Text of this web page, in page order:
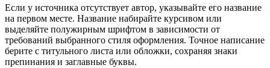
Если у источника отсутствует автор, указывайте его название
на первом месте. Название набирайте курсивом или
выделяйте полужирным шрифтом в зависимости от
требований выбранного стиля оформления. Точное написание
берите с титульного листа или обложки, сохраняя знаки
препинания и заглавные буквы.